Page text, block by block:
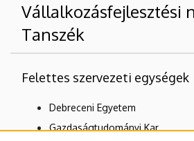
Vállalkozásfejlesztési
Tanszék
Felettes szervezeti egységek
Debreceni Egyetem
Gazdaságtudományi Kar